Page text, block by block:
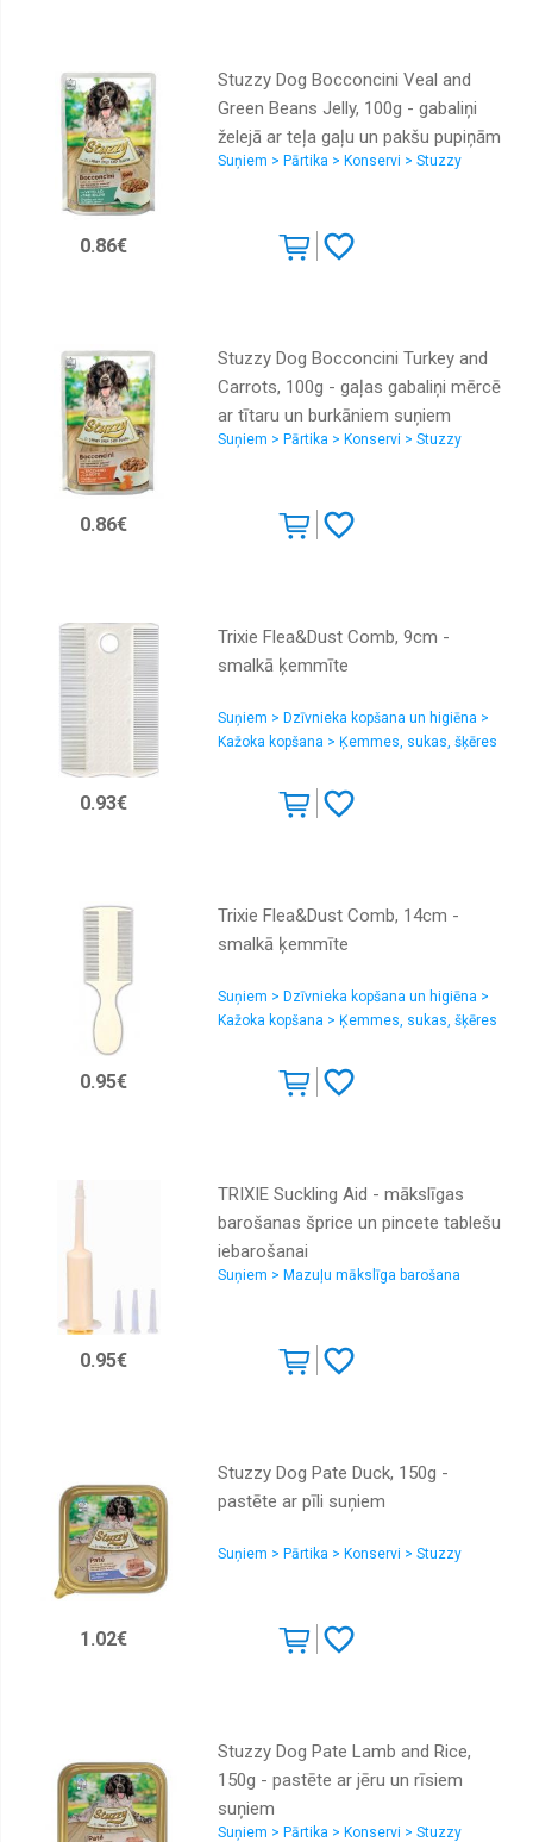
Stuzzy Dog Bocconcini Veal and
Green Beans Jelly, 100g - gabaliņi
želejā ar teļa gaļu un pakšu pupiņām
suņiem
Suņiem > Pārtika > Konservi > Stuzzy
0.86€
Stuzzy Dog Bocconcini Turkey and
Carrots, 100g - gaļas gabaliņi mērcē
ar tītaru un burkāniem suņiem
Suņiem > Pārtika > Konservi > Stuzzy
0.86€
Trixie Flea&Dust Comb, 9cm -
smalkā ķemmīte
Suņiem > Dzīvnieka kopšana un higiēna >
Kažoka kopšana > Ķemmes, sukas, šķēres
0.93€
Trixie Flea&Dust Comb, 14cm -
smalkā ķemmīte
Suņiem > Dzīvnieka kopšana un higiēna >
Kažoka kopšana > Ķemmes, sukas, šķēres
0.95€
TRIXIE Suckling Aid - mākslīgas
barošanas šprice un pincete tablešu
iebarošanai
Suņiem > Mazuļu mākslīga barošana
0.95€
Stuzzy Dog Pate Duck, 150g -
pastēte ar pīli suņiem
Suņiem > Pārtika > Konservi > Stuzzy
1.02€
Stuzzy Dog Pate Lamb and Rice,
150g - pastēte ar jēru un rīsiem
suņiem
Suņiem > Pārtika > Konservi > Stuzzy